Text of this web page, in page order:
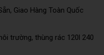
Giao Hàng Toàn Quốc
trường, thùng rác 120l 240